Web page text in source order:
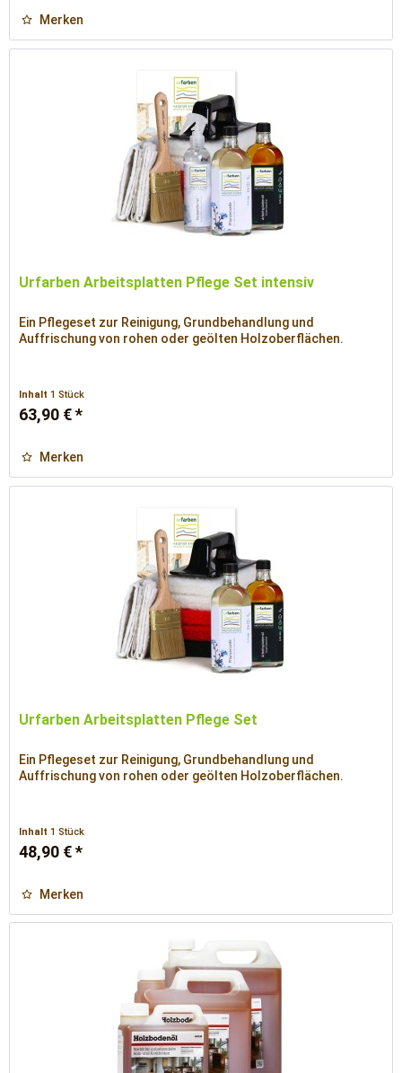
Merken
Urfarben Arbeitsplatten Pflege Set intensiv
Ein Pflegeset zur Reinigung, Grundbehandlung und
Auffrischung von rohen oder geölten Holzoberflächen.
Inhalt1 Stück
63,90 € *
Merken
Urfarben Arbeitsplatten Pflege Set
Ein Pflegeset zur Reinigung, Grundbehandlung und
Auffrischung von rohen oder geölten Holzoberflächen.
Inhalt1 Stück
48,90 € *
Merken